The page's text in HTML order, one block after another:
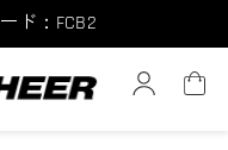
ド：FCB2
ド：FCB10